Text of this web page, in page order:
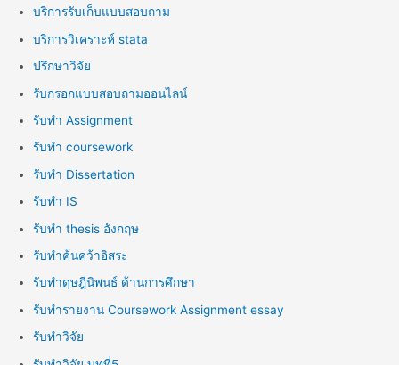
บริการรับเก็บแบบสอบถาม
บริการวิเคราะห์ stata
ปรึกษาวิจัย
รับกรอกแบบสอบถามออนไลน์
รับทำ Assignment
รับทำ coursework
รับทำ Dissertation
รับทำ IS
รับทำ thesis อังกฤษ
รับทำค้นคว้าอิสระ
รับทำดุษฎีนิพนธ์ ด้านการศึกษา
รับทำรายงาน Coursework Assignment essay
รับทำวิจัย